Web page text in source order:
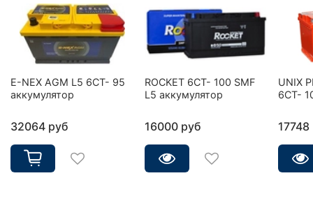
E-NEX AGM L5 6CT- 95
аккумулятор
32064 руб
ROCKET 6CT- 100 SMF
L5 аккумулятор
16000 руб
UNIX
6СТ-